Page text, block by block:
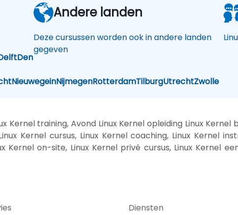
Den
NieuwegeinNijmegenRotterdamTilburgUtrechtZwolle
Andere landen
Deze cursussen worden ook in andere landen
gegeven
Kernel training, Avond Linux Kernel opleiding Linux
Kernel cursus, Linux Kernel coaching, Linux Kernel
Kernel on-site, Linux Kernel privé cursus, Linux Kernel
Diensten